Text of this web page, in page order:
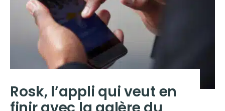
Rosk, l’appli qui veut en